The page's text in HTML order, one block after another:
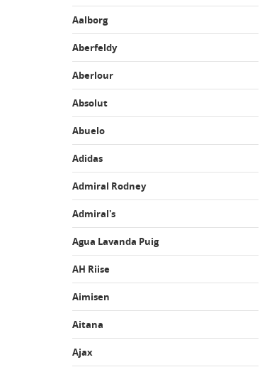
Aalborg
Aberfeldy
Aberlour
Absolut
Abuelo
Adidas
Admiral Rodney
Admiral's
Agua Lavanda Puig
AH Riise
Aimisen
Aitana
Ajax